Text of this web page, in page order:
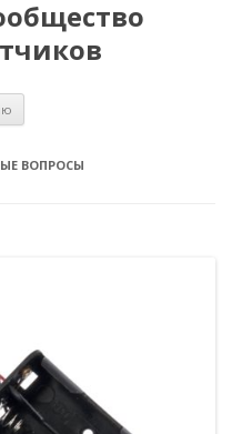
ВОПРОСЫ